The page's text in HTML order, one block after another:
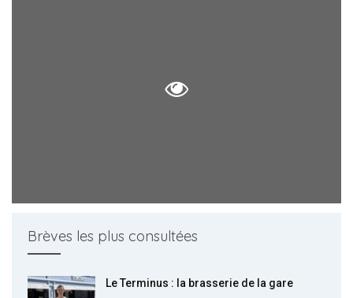
Brèves les plus consultées
Le Terminus : la brasserie de la gare